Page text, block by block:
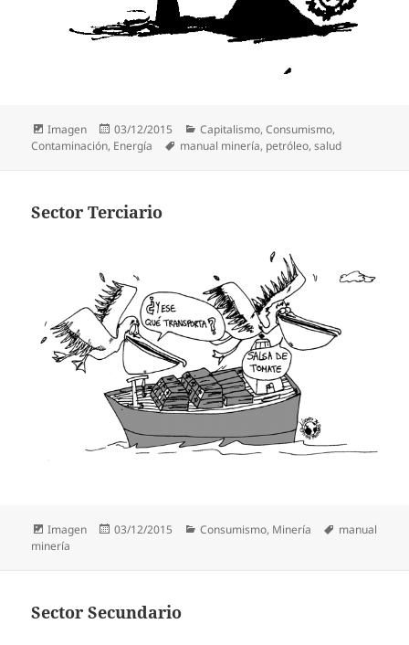
Formato
Imagen
Publicado
el
03/12/2015 Categorías
Capitalismo,Consumismo,
Contaminación, Energía Etiquetas
manual minería, petróleo,salud
Sector Terciario
Formato
Imagen
Publicado
03/12/2015 Categorías
Consumismo, Minería Etiquetas
manual
minería
Sector Secundario